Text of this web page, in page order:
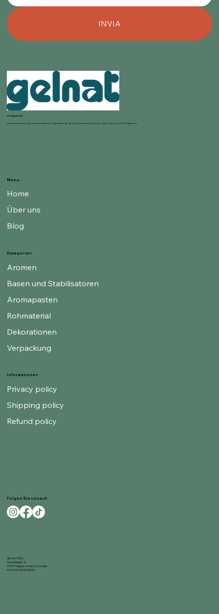
INVIA
info@gelnat.it
Gelnat entstand aus der Leidenschaft seiner Eigentümer für die Speiseeisherstellung, einer Welt, in der sie seit 1950 tätig sind.
Informationen
Privacy policy
Shipping policy
Refund policy
Kategorien
Aromen
Basen und Stabilisatoren
Aromapasten
Rohmaterial
Dekorationen
Verpackung
Menu
Home
Über uns
Blog
Folgen Sie uns auf:
GELNAT SRLS
Via dei Baietti, 16,
22077 Olgiate Comasco CO, Italia
P.IVA / CF 03980310134